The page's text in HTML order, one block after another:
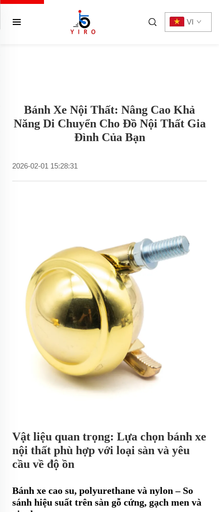
VI
Bánh Xe Nội Thất: Nâng Cao Khả
Năng Di Chuyển Cho Đồ Nội Thất Gia
Đình Của Bạn
2026-02-01 15:28:31
Vật liệu quan trọng: Lựa chọn bánh xe
nội thất phù hợp với loại sàn và yêu
cầu về độ ồn
Bánh xe cao su, polyurethane và nylon – So
sánh hiệu suất trên sàn gỗ cứng, gạch men và